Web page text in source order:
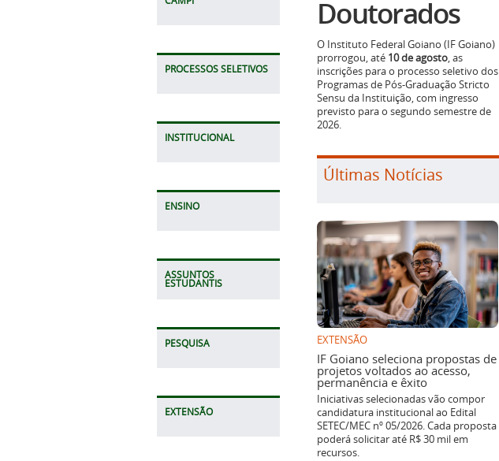
PROCESSOS SELETIVOS
INSTITUCIONAL
ENSINO
ASSUNTOS
ESTUDANTIS
PESQUISA
EXTENSÃO
Doutorados
O Instituto Federal Goiano (IF Goiano)
prorrogou, até 10 de agosto, as
inscrições para o processo seletivo dos
Programas de Pós-Graduação Stricto
Sensu da Instituição, com ingresso
previsto para o segundo semestre de
2026.
Últimas Notícias
EXTENSÃO
IF Goiano seleciona propostas de
projetos voltados ao acesso,
permanência e êxito
Iniciativas selecionadas vão compor
candidatura institucional ao Edital
SETEC/MEC nº 05/2026. Cada proposta
poderá solicitar até R$ 30 mil em
recursos.